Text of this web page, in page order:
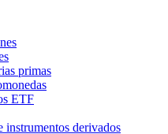
primas
ETF
instrumentos derivados